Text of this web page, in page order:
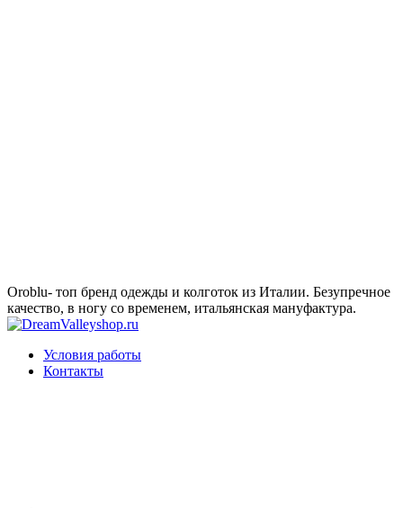
Oroblu- топ бренд одежды и колготок из Италии. Безупречное
качество, в ногу со временем, итальянская мануфактура.
Условия работы
Контакты